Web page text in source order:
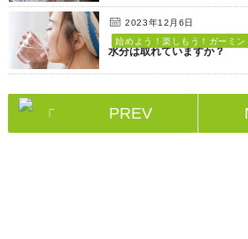
2023年12月6日
始めよう！楽しもう！ガーミ
水分は取れていますか？
PREV